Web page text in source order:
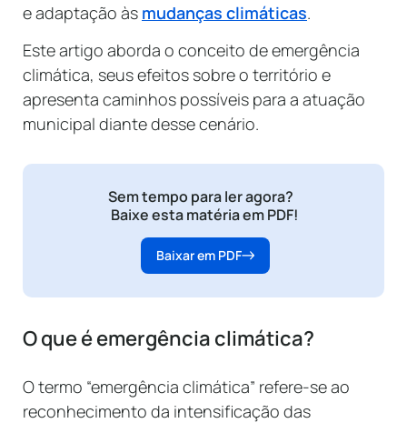
e adaptação às mudanças climáticas.
Este artigo aborda o conceito de emergência
climática, seus efeitos sobre o território e
apresenta caminhos possíveis para a atuação
municipal diante desse cenário.
Sem tempo para ler agora?
Baixe esta matéria em PDF!
Baixar em PDF
O que é emergência climática?
O termo “emergência climática” refere-se ao
reconhecimento da intensificação das